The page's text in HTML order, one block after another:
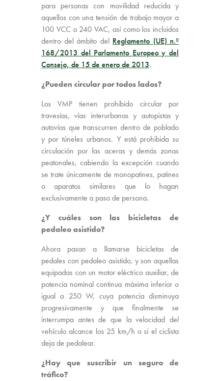
para personas con movilidad reducida y
aquellos con una tensión de trabajo mayor a
100 VCC o 240 VAC, así como los incluidos
dentro del ámbito del Reglamento (UE) n.º
168/2013 del Parlamento Europeo y del
Consejo, de 15 de enero de 2013.
¿Pueden circular por todos lados?
Los VMP tienen prohibido circular por
travesías, vías interurbanas y autopistas y
autovías que transcurren dentro de poblado
y por túneles urbanos. Y está prohibida su
circulación por las aceras y demás zonas
peatonales, cabiendo la excepción cuando
se trate únicamente de monopatines, patines
o aparatos similares que lo hagan
exclusivamente a paso de persona.
¿Y cuáles son las bicicletas de
pedaleo asistido?
Ahora pasan a llamarse bicicletas de
pedales con pedaleo asistido, y son aquellas
equipadas con un motor eléctrico auxiliar, de
potencia nominal continua máxima inferior o
igual a 250 W, cuya potencia disminuya
progresivamente y que finalmente se
interrumpa antes de que la velocidad del
vehículo alcance los 25 km/h o si el ciclista
deja de pedalear.
¿Hay que suscribir un seguro de
tráfico?